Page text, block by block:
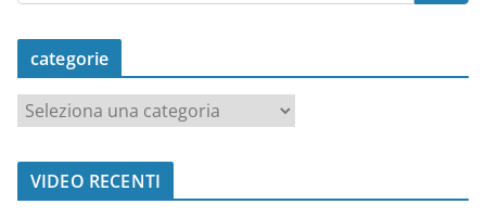
categorie
a
t
VIDEO RECENTI